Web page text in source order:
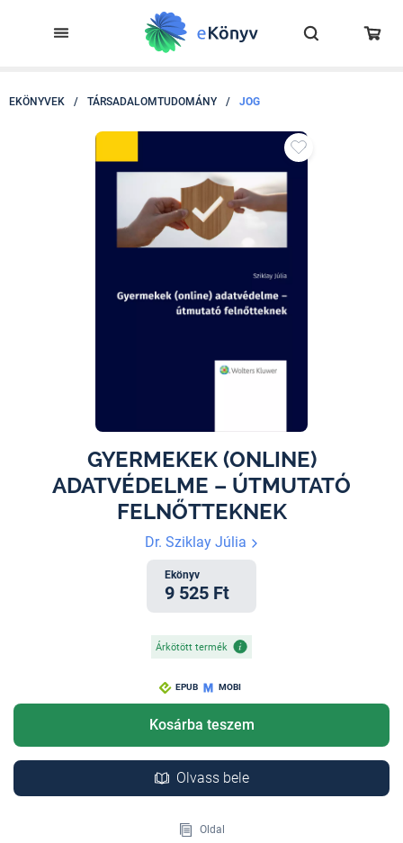
EKÖNYVEK / TÁRSADALOMTUDOMÁNY / JOG
GYERMEKEK (ONLINE)
ADATVÉDELME – ÚTMUTATÓ
FELNŐTTEKNEK
Dr. Sziklay Júlia
Ekönyv
9 525 Ft
Árkötött termék
EPUB MOBI
Kosárba teszem
Olvass bele
Oldal